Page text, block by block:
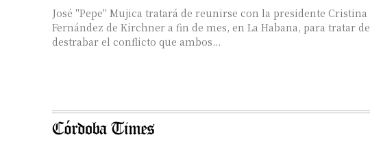
José "Pepe" Mujica tratará de reunirse con la presidente Cristina
Fernández de Kirchner a fin de mes, en La Habana, para tratar de
destrabar el conflicto que ambos...